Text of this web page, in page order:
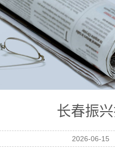
长春振
2026-06-15